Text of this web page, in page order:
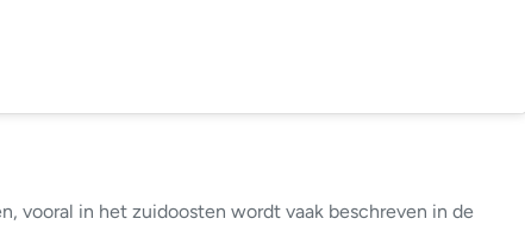
vooral in het zuidoosten wordt vaak beschreven in de